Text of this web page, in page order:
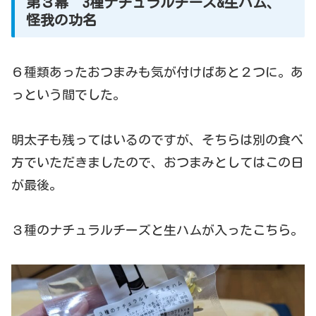
怪我の功名
６種類あったおつまみも気が付けばあと２つに。あ
っという間でした。
明太子も残ってはいるのですが、そちらは別の食べ
方でいただきましたので、おつまみとしてはこの日
が最後。
３種のナチュラルチーズと生ハムが入ったこちら。